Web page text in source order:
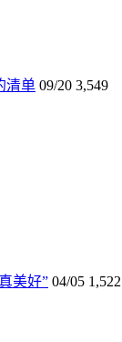
清单 09/20 3,549
美好” 04/05 1,522